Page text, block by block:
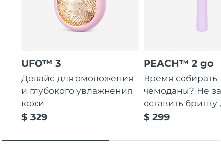
UFO™ 3
Девайс для омоложения
и глубокого увлажнения
кожи
$ 329
PEACH™ 2 go
Время собирать
чемоданы? Не
оставить бритву
$ 299